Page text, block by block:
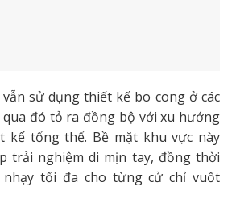
sử dụng thiết kế bo cong ở các
đó tỏ ra đồng bộ với xu hướng
tổng thể. Bề mặt khu vực này
trải nghiệm di mịn tay, đồng thời
tối đa cho từng cử chỉ vuốt